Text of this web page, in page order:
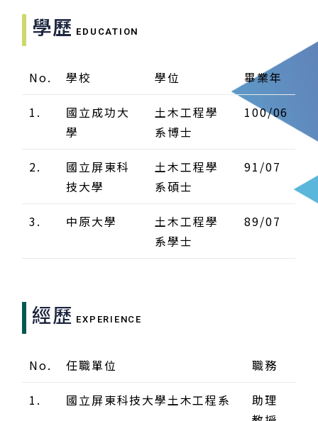
學歷 EDUCATION
No. 學校 學位 畢業年
1.
國立成功大
學
土木工程學
系博士
100/06
2.
國立屏東科
技大學
土木工程學
系碩士
91/07
3. 中原大學
土木工程學
系學士
89/07
經歷 EXPERIENCE
No. 任職單位 職務
1. 國立屏東科技大學土木工程系
助理